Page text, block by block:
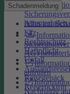
Schadenmeldung
Alles zur
Kfz
Rechtsschutz
Haftpflicht
Unfall
Reisegepäck
Reiserücktritt
AG)
aufrufen
Nachhaltig